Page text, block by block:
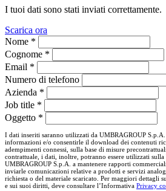
I tuoi dati sono stati inviati correttamente.
Scarica ora
Nome *
Cognome *
Email *
Numero di telefono
Azienda *
Job title *
Oggetto *
I dati inseriti saranno utilizzati da UMBRAGROUP S.p.A.
informazioni e/o consentirle il download dei contenuti
adempimenti connessi, sulla base di misure
contrattuale, i dati, inoltre, potranno essere utilizzati sulla
UMBRAGROUP S.p.A. a mantenere rapporti
inviarle comunicazioni relative a prodotti e servizi
richiesta o del materiale scaricato. Per maggiori dettagli
e sui suoi diritti, deve consultare l’Informativa Privacy